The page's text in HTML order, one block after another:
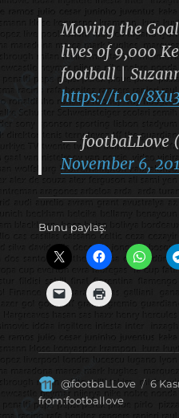
Moving the
lives of 9,000
football |
https://t.co/
— footbaLLove
November 6,
Bunu paylaş:
Yazar
@footbaLLove
Yayın
6
from:footballove